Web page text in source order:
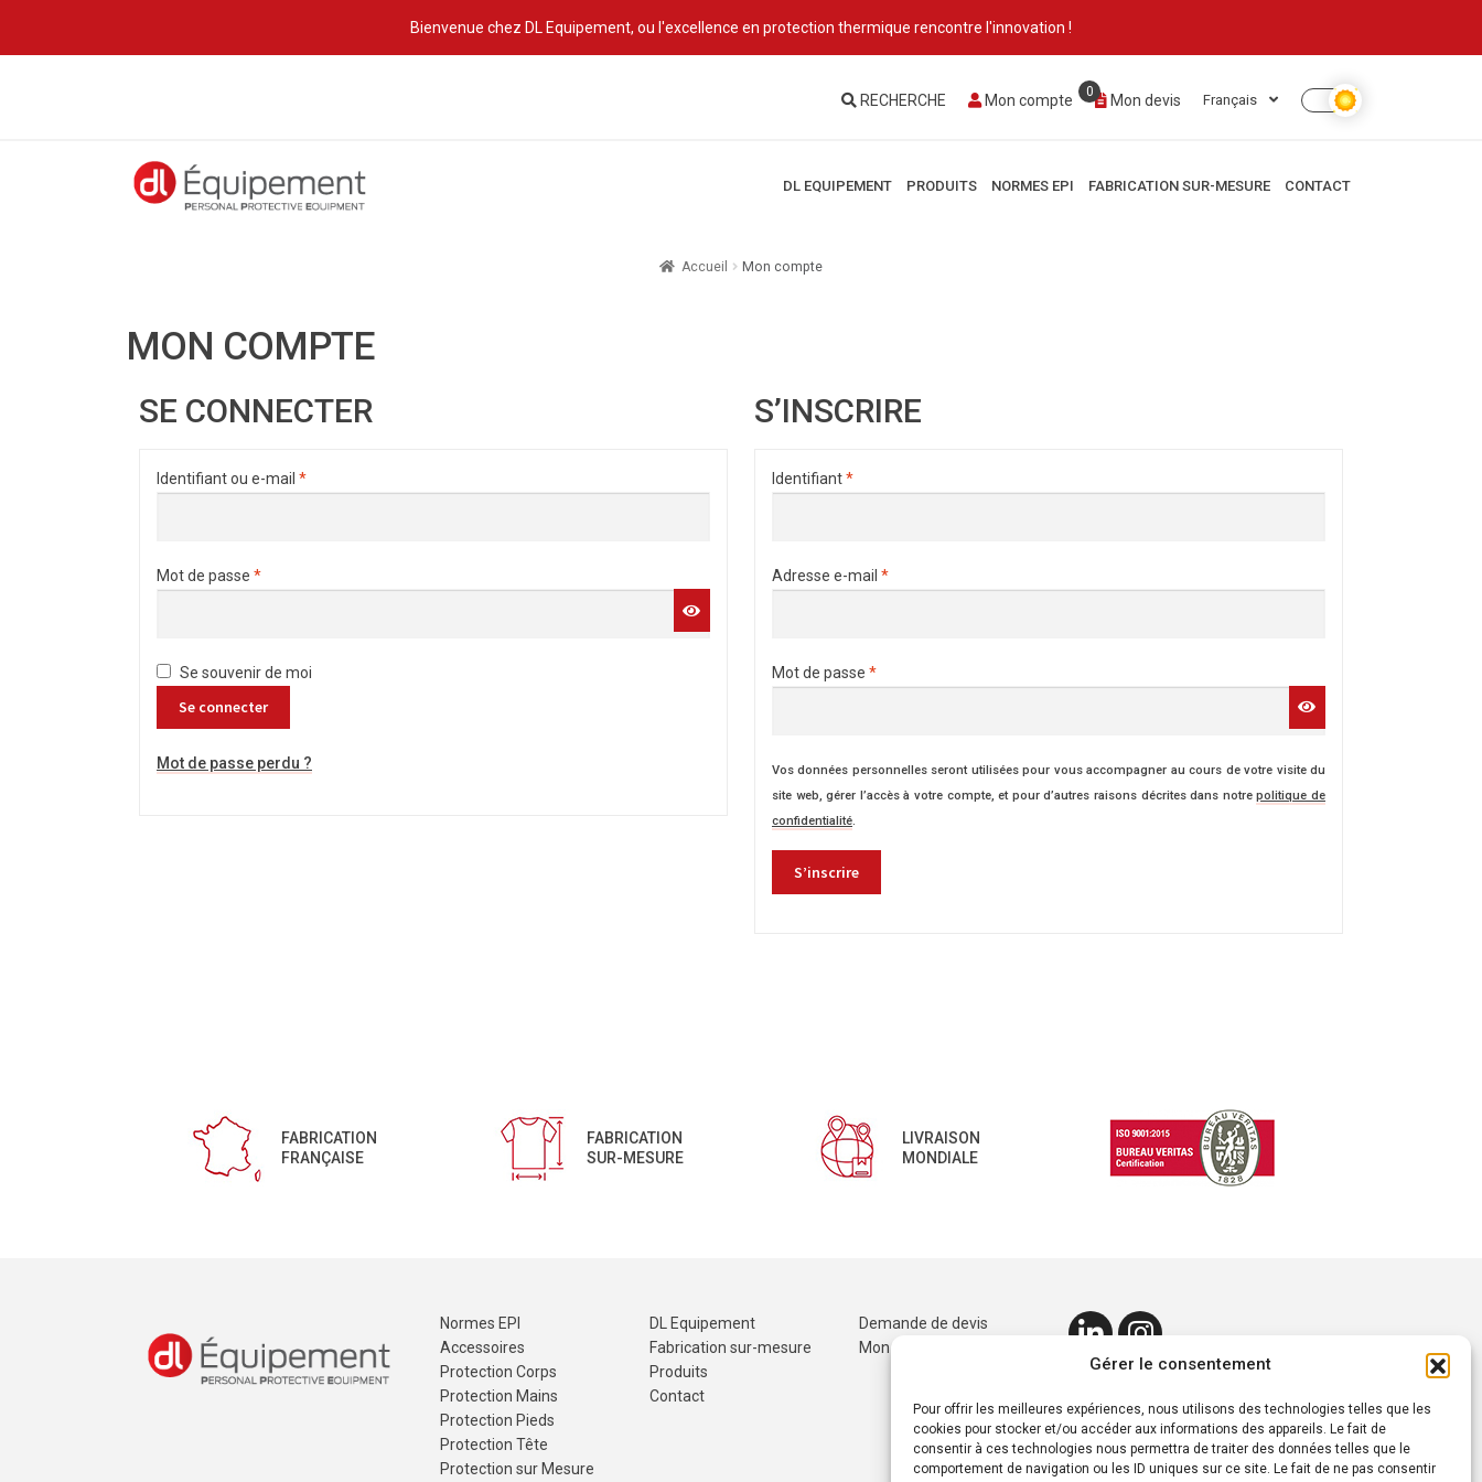
Gérer le consentement
Pour offrir les meilleures expériences, nous utilisons des technologies telles que les
cookies pour stocker et/ou accéder aux informations des appareils. Le fait de
consentir à ces technologies nous permettra de traiter des données telles que le
comportement de navigation ou les ID uniques sur ce site. Le fait de ne pas consentir
Bienvenue chez DL Equipement, ou l'excellence en protection thermique rencontre l'innovation !
RECHERCHE Mon compte Mon devis
0
Français
DL EQUIPEMENT PRODUITS NORMES EPI FABRICATION SUR-MESURE CONTACT
Accueil Mon compte
MON COMPTE
SE CONNECTER
Identifiant ou e-mail *
Mot de passe *
Se souvenir de moi
Se connecter
Mot de passe perdu ?
S’INSCRIRE
Identifiant*
Adresse e-mail *
Mot de passe *
Vos données personnelles seront utilisées pour vous accompagner au cours de votre visite du
site web, gérer l’accès à votre compte, et pour d’autres raisons décrites dans notrepolitique de
confidentialité
S’inscrire
FABRICATION
FRANÇAISE
FABRICATION
SUR-MESURE
LIVRAISON
MONDIALE
Normes EPI
Accessoires
Protection Corps
Protection Mains
Protection Pieds
Protection Tête
Protection sur Mesure
DL Equipement
Fabrication sur-mesure
Produits
Contact
Demande de devis
Mon compte